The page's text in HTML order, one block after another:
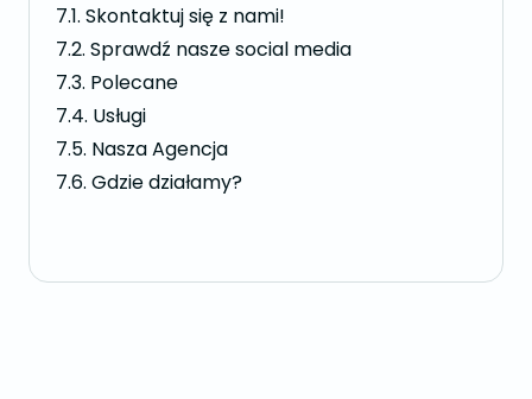
Skontaktuj się z nami!
Sprawdź nasze social media
Polecane
Usługi
Nasza Agencja
Gdzie działamy?